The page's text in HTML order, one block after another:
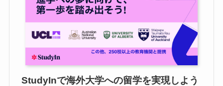
StudyInで海外大学への留学を実現しよう